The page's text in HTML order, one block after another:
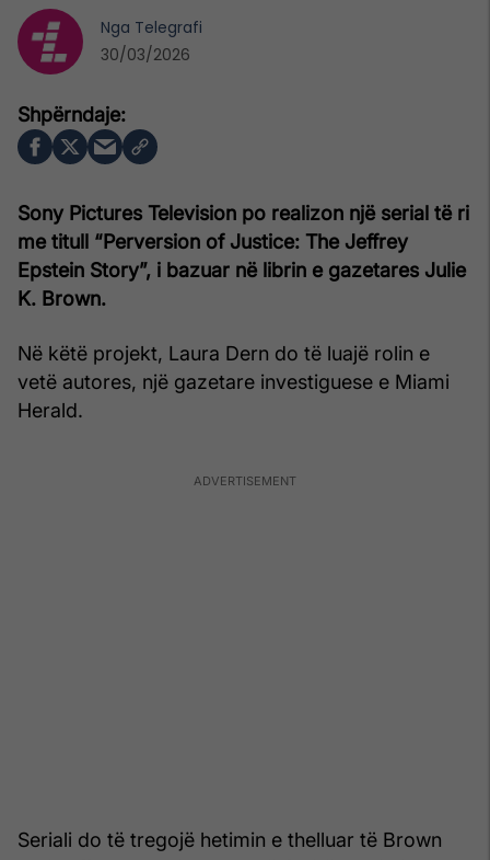
Sony Pictures Television po realizon një serial të ri
me titull “Perversion of Justice: The Jeffrey
Epstein Story”, i bazuar në librin e gazetares Julie
K. Brown.
Në këtë projekt, Laura Dern do të luajë rolin e
vetë autores, një gazetare investiguese e Miami
Herald.
Seriali do të tregojë hetimin e thelluar të Brown
Nga Telegrafi
30/03/2026